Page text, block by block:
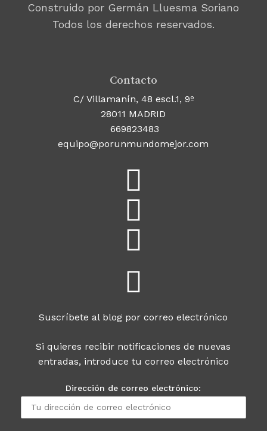
Construido por Germán Lluesma Soriano
Todos los derechos reservados.
Contacto
C/ Villamanín, 48 escl.1, 9º
28011 MADRID
669823483
equipo@porunmundomejor.com
Suscríbete al blog por correo electrónico
Si quieres recibir notificaciones de nuevas
entradas, introduce tu correo electrónico
Dirección de correo electrónico: